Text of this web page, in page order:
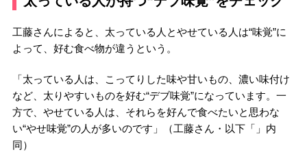
工藤さんによると、太っている人とやせている人は“味覚”に
よって、好む食べ物が違うという。
「太っている人は、こってりした味や甘いもの、濃い味付け
など、太りやすいものを好む“デブ味覚”になっています。一
方で、やせている人は、それらを好んで食べたいと思わな
い“やせ味覚”の人が多いのです」（工藤さん・以下「」内
同）